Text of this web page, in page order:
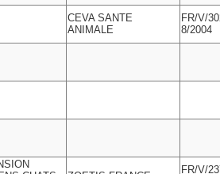
CEVA SANTE
ANIMALE
FR/V/
8/2004
FR/V/